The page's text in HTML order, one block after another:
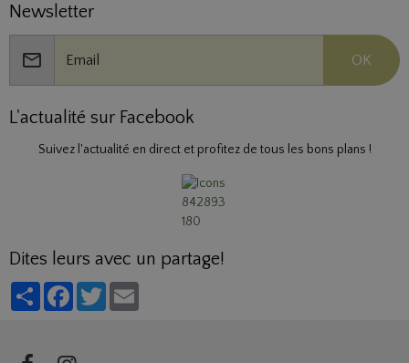
Newsletter
OK
L'actualité sur Facebook
Suivez l'actualité en direct et profitez de tous les bons plans !
Dites leurs avec un partage!
PartagerFacebookTwitter